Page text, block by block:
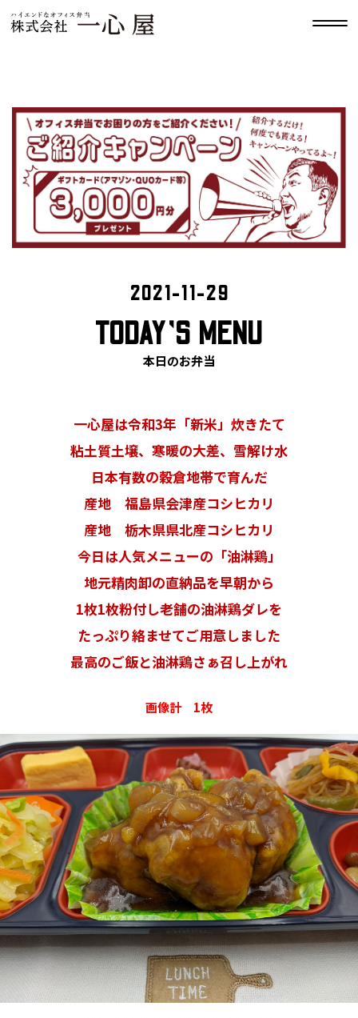
2021-11-29
TODAY’S MENU
本日のお弁当
一心屋は令和3年「新米」炊きたて
粘土質土壌、寒暖の大差、雪解け水
日本有数の穀倉地帯で育んだ
産地 福島県会津産コシヒカリ
産地 栃木県県北産コシヒカリ
今日は人気メニューの「油淋鶏」
地元精肉卸の直納品を早朝から
1枚1枚粉付し老舗の油淋鶏ダレを
たっぷり絡ませてご用意しました
最高のご飯と油淋鶏さぁ召し上がれ
画像計 1枚